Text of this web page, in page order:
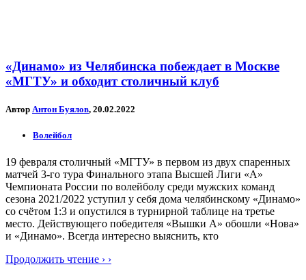
«Динамо» из Челябинска побеждает в Москве
«МГТУ» и обходит столичный клуб
Автор Антон Буялов, 20.02.2022
Волейбол
19 февраля столичный «МГТУ» в первом из двух спаренных
матчей 3-го тура Финального этапа Высшей Лиги «А»
Чемпионата России по волейболу среди мужских команд
сезона 2021/2022 уступил у себя дома челябинскому «Динамо»
со счётом 1:3 и опустился в турнирной таблице на третье
место. Действующего победителя «Вышки А» обошли «Нова»
и «Динамо». Всегда интересно выяснить, кто
Продолжить чтение › ›